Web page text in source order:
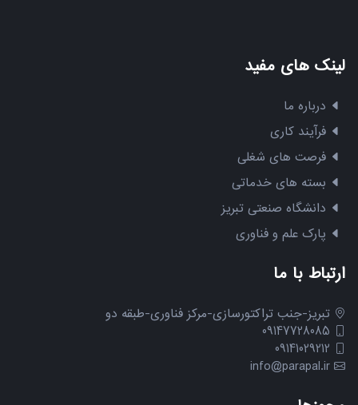
لینک های مفید
درباره ما
فرآیند کاری
فرصت های شغلی
بسته های خدماتی
دانشگاه صنعتی تبریز
پارک علم و فناوری
ارتباط با ما
تبریز-جنب تراکتورسازی-مرکز فناوری-طبقه دو
09147728085
09141029212
info@parapal.ir